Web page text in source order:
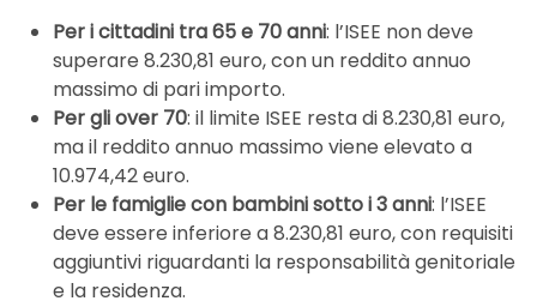
Per i cittadini tra 65 e 70 anni: l’ISEE non deve
superare 8.230,81 euro, con un reddito annuo
massimo di pari importo.
Per gli over 70: il limite ISEE resta di 8.230,81 euro,
ma il reddito annuo massimo viene elevato a
10.974,42 euro.
Per le famiglie con bambini sotto i 3 anni: l’ISEE
deve essere inferiore a 8.230,81 euro, con requisiti
aggiuntivi riguardanti la responsabilità genitoriale
e la residenza.